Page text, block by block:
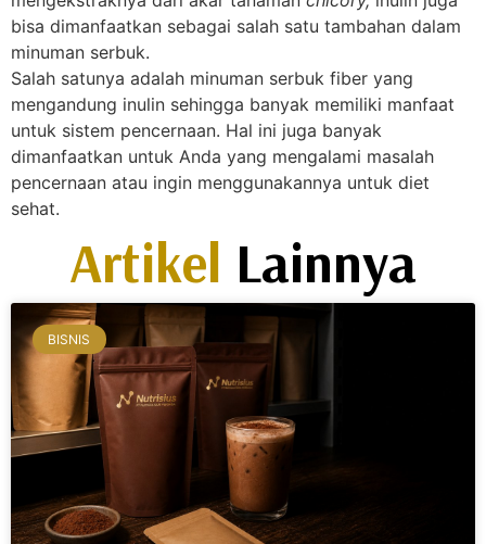
bisa dimanfaatkan sebagai salah satu tambahan dalam
minuman serbuk.
Salah satunya adalah minuman serbuk fiber yang
mengandung inulin sehingga banyak memiliki manfaat
untuk sistem pencernaan. Hal ini juga banyak
dimanfaatkan untuk Anda yang mengalami masalah
pencernaan atau ingin menggunakannya untuk diet
sehat.
Artikel Lainnya
BISNIS